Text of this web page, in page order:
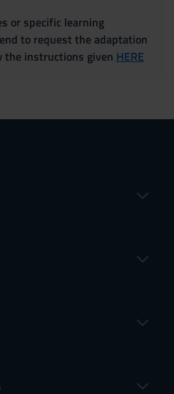
or specific learning
to request the adaptation
the instructions given HERE